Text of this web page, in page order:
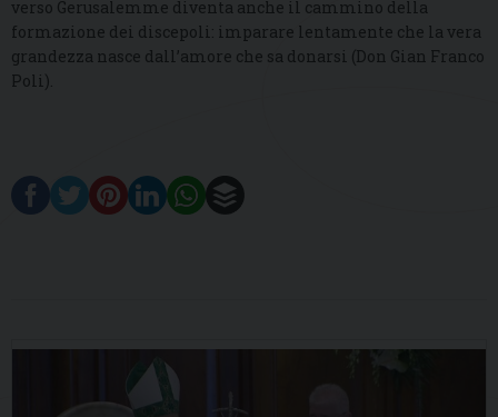
verso Gerusalemme diventa anche il cammino della
formazione dei discepoli: imparare lentamente che la vera
grandezza nasce dall’amore che sa donarsi (Don Gian Franco
Poli).